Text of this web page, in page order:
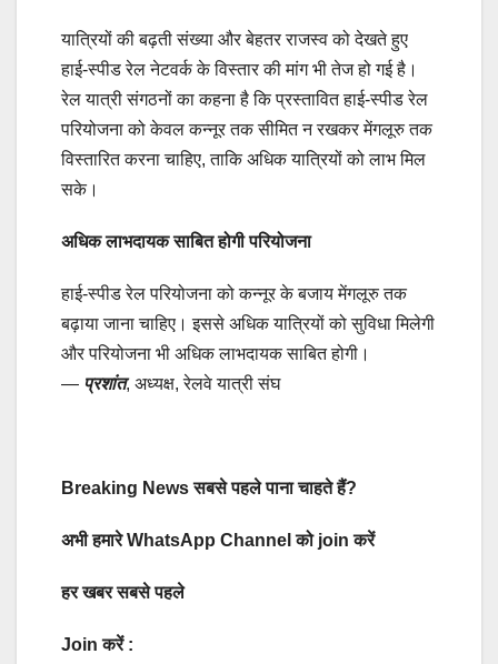
यात्रियों की बढ़ती संख्या और बेहतर राजस्व को देखते हुए
हाई-स्पीड रेल नेटवर्क के विस्तार की मांग भी तेज हो गई है।
रेल यात्री संगठनों का कहना है कि प्रस्तावित हाई-स्पीड रेल
परियोजना को केवल कन्नूर तक सीमित न रखकर मेंगलूरु तक
विस्तारित करना चाहिए, ताकि अधिक यात्रियों को लाभ मिल
सके।
अधिक लाभदायक साबित होगी परियोजना
हाई-स्पीड रेल परियोजना को कन्नूर के बजाय मेंगलूरु तक
बढ़ाया जाना चाहिए। इससे अधिक यात्रियों को सुविधा मिलेगी
और परियोजना भी अधिक लाभदायक साबित होगी।
— प्रशांत, अध्यक्ष, रेलवे यात्री संघ
Breaking News सबसे पहले पाना चाहते हैं?
अभी हमारे WhatsApp Channel को join करें
हर खबर सबसे पहले
Join करें :